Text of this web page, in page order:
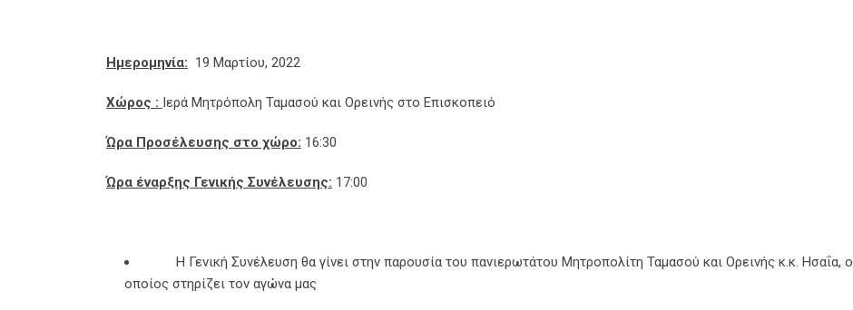
Ημερομηνία: 19 Μαρτίου, 2022
Χώρος : Ιερά Μητρόπολη Ταμασού και Ορεινής στο Επισκοπειό
Ώρα Προσέλευσης στο χώρο: 16:30
Ώρα έναρξης Γενικής Συνέλευσης: 17:00
Η Γενική Συνέλευση θα γίνει στην παρουσία του πανιερωτάτου Μητροπολίτη Ταμασού και Ορεινής κ.κ. Ησαΐα, ο
οποίος στηρίζει τον αγώνα μας